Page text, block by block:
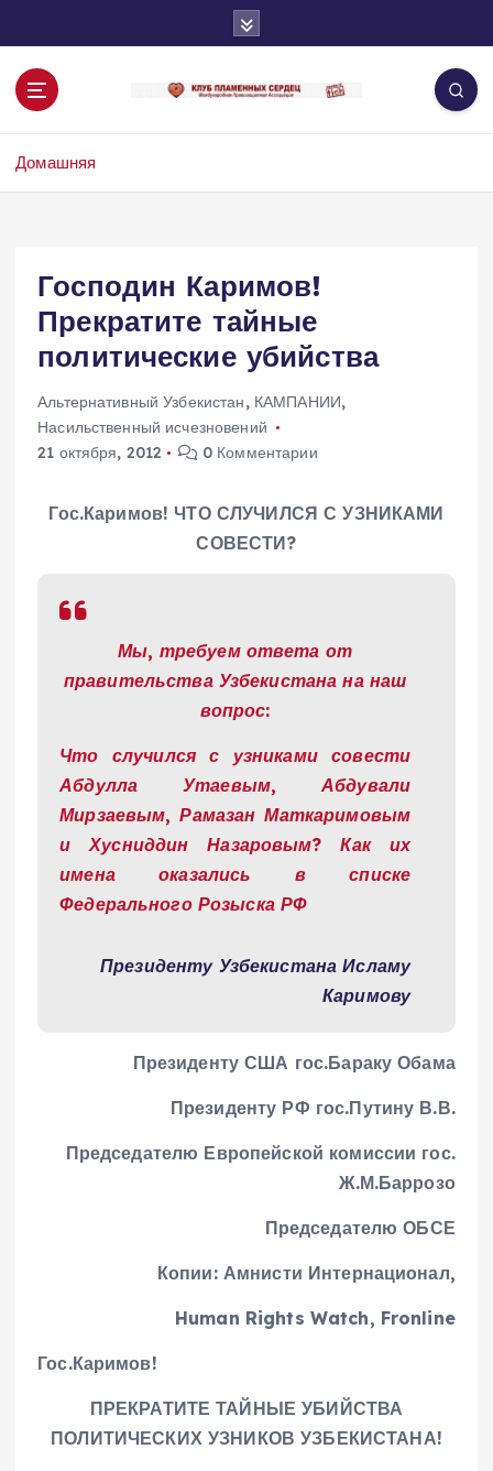
к
Домашняя
Господин Каримов!
Прекратите тайные
политические убийства
Альтернативный Узбекистан, КАМПАНИИ,
Насильственный исчезновений
21 октября, 2012
0 Комментарии
Гос.Каримов! ЧТО СЛУЧИЛСЯ С УЗНИКАМИ
СОВЕСТИ?
Мы, требуем ответа от
правительства Узбекистана на наш
вопрос:
Что случился с узниками совести
Абдулла Утаевым, Абдували
Мирзаевым, Рамазан Маткаримовым
и Хусниддин Назаровым? Как их
имена оказались в списке
Федерального Розыска РФ
Президенту Узбекистана Исламу
Каримову
Президенту США гос.Бараку Обама
Президенту РФ гос.Путину В.В.
Председателю Европейской комиссии гос.
Ж.М.Баррозо
Председателю ОБСЕ
Копии: Амнисти Интернационал,
Human Rights Watch, Fronline
Гос.Каримов!
ПРЕКРАТИТЕ ТАЙНЫЕ УБИЙСТВА
ПОЛИТИЧЕСКИХ УЗНИКОВ УЗБЕКИСТАНА!